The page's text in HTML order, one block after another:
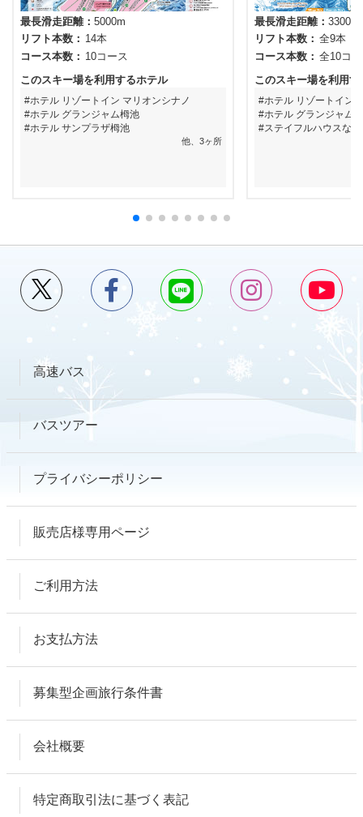
最長滑走距離
5000m
リフト本数
14本
コース本数
10コース
このスキー場を利用するホテル
ホテル リゾートイン マリオンシナノ
ホテル グランジャム栂池
ホテル サンプラザ栂池
他、3ヶ所
最長滑走距離
3300m
リフト本数
全9本
コース本数
全10コ
このスキー場を利用す
ホテル リゾートイン
ホテル グランジャム
ステイフルハウスな
高速バス
バスツアー
プライバシーポリシー
販売店様専用ページ
ご利用方法
お支払方法
募集型企画旅行条件書
会社概要
特定商取引法に基づく表記